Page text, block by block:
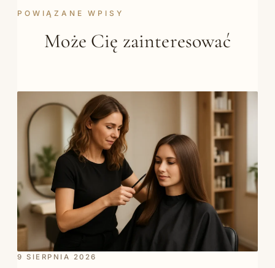
POWIĄZANE WPISY
Może Cię zainteresować
9 SIERPNIA 2026